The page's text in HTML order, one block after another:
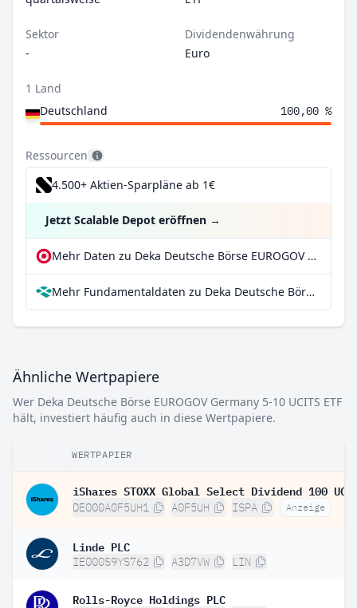
Sektor
-
Dividendenwährung
Euro
1 Land
Deutschland
100,00 %
Ressourcen
4.500+ Aktien-Sparpläne ab 1€
Jetzt Scalable Depot eröffnen →
Mehr Daten zu Deka Deutsche Börse EUROGOV Germany 5-10 UCITS ETF bei extraETF
Mehr Fundamentaldaten zu Deka Deutsche Börse EUROGOV Germany 5-10 UCITS ETF bei Parqet
Ähnliche Wertpapiere
Wer Deka Deutsche Börse EUROGOV Germany 5-10 UCITS ETF
hält, investiert häufig auch in diese Wertpapiere.
WERTPAPIER
DE000A0F5UH1 A0F5UH ISPA Anzeige
Linde PLC
IE000S9YS762 A3D7VW LIN
Rolls-Royce Holdings PLC